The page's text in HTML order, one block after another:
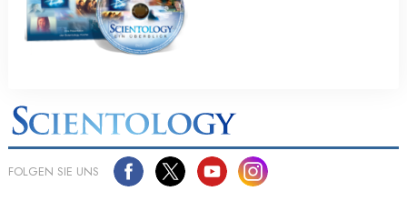
FOLGEN SIE UNS